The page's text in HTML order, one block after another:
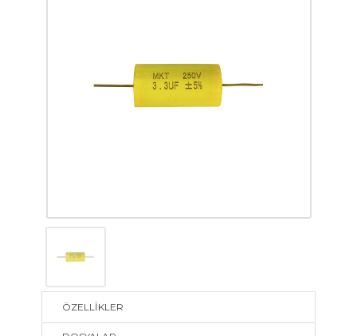
ÖZELLİKLER